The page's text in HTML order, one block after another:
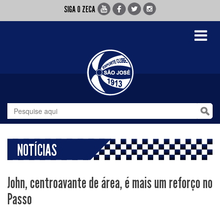
SIGA O ZECA
Toggle
NOTÍCIAS
John, centroavante de área, é mais um reforço no
Passo